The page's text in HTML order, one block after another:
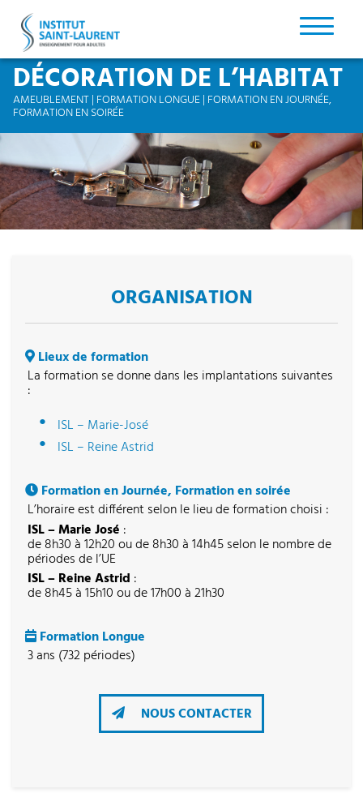
DÉCORATION DE L’HABITAT
AMEUBLEMENT | FORMATION LONGUE | FORMATION EN JOURNÉE,
FORMATION EN SOIRÉE
ORGANISATION
Lieux de formation
La formation se donne dans les implantations suivantes
:
ISL – Marie-José
ISL – Reine Astrid
Formation en Journée, Formation en soirée
L’horaire est différent selon le lieu de formation choisi :
ISL – Marie José :
de 8h30 à 12h20 ou de 8h30 à 14h45 selon le nombre de
périodes de l’UE
ISL – Reine Astrid :
de 8h45 à 15h10 ou de 17h00 à 21h30
Formation Longue
3 ans (732 périodes)
NOUS CONTACTER